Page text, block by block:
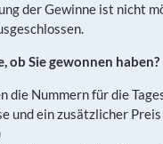
der Gewinne ist nicht
ob Sie gewonnen haben?
die Nummern für die
und ein zusätzlicher